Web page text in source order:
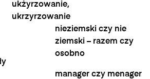
ukżyrzowanie,
ukrzyrzowanie
nieziemski czy nie
ziemski – razem czy
osobno
manager czy menager